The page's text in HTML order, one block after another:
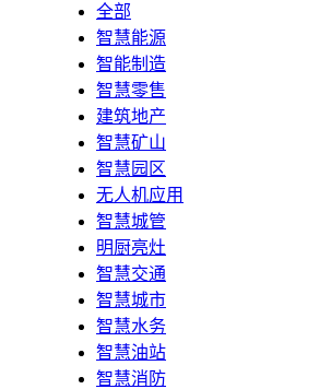
全部
智慧能源
智能制造
智慧零售
建筑地产
智慧矿山
智慧园区
无人机应用
智慧城管
明厨亮灶
智慧交通
智慧城市
智慧水务
智慧油站
智慧消防